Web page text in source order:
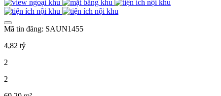
Mã tin đăng: SAUN1455
4,82 tỷ
2
2